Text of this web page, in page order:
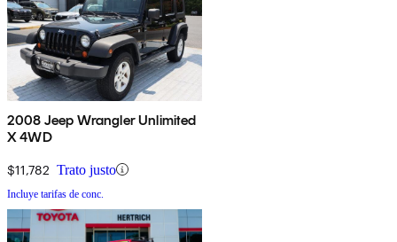
2008 Jeep Wrangler Unlimited
X 4WD
$11,782 Trato justo
Incluye tarifas de conc.